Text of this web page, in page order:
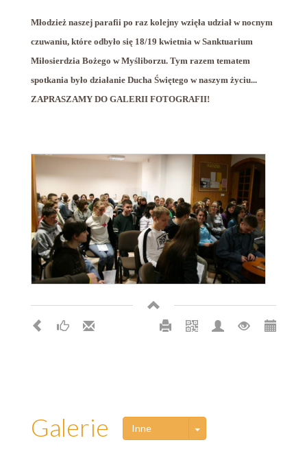
Młodzież naszej parafii po raz kolejny wzięła udział w nocnym
czuwaniu, które odbyło się 18/19 kwietnia w Sanktuarium
Miłosierdzia Bożego w Myśliborzu. Tym razem tematem
spotkania było działanie Ducha Świętego w naszym życiu...
ZAPRASZAMY DO GALERII FOTOGRAFII!
Galerie Inne Toggle Dropdown